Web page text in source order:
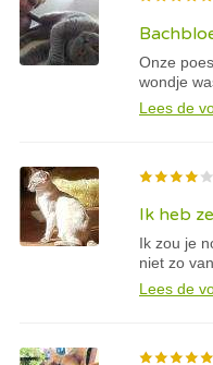
Onze
wondje
Lees de
Ik heb
Ik zou je
niet zo
Lees de